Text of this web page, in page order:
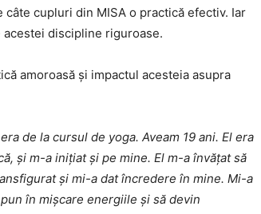
cupluri din MISA o practică efectiv. Iar
discipline riguroase.
amoroasă și impactul acesteia asupra
de la cursul de yoga. Aveam 19 ani. El era
și m-a inițiat și pe mine. El m-a învățat să
și mi-a dat încredere în mine. Mi-a
în mișcare energiile și să devin